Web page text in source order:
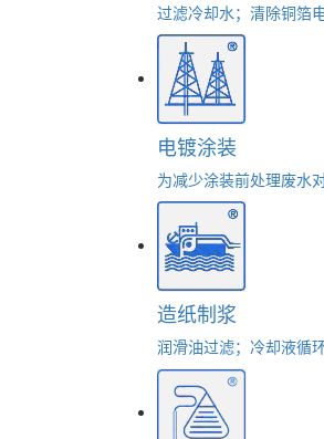
过滤冷却水；清除铜箔
电镀涂装
为减少涂装前处理废水
造纸制浆
润滑油过滤；冷却液循